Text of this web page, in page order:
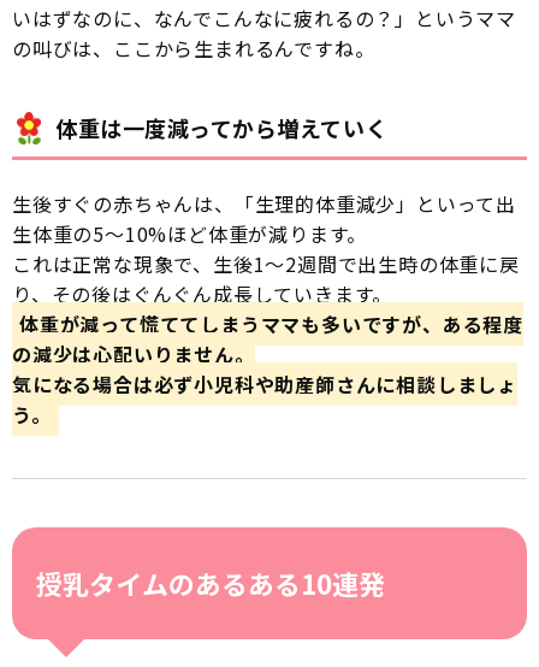
いはずなのに、なんでこんなに疲れるの？」というママ
の叫びは、ここから生まれるんですね。
体重は一度減ってから増えていく
生後すぐの赤ちゃんは、「生理的体重減少」といって出
生体重の5〜10%ほど体重が減ります。
これは正常な現象で、生後1〜2週間で出生時の体重に戻
り、その後はぐんぐん成長していきます。
体重が減って慌ててしまうママも多いですが、ある程度
の減少は心配いりません。
気になる場合は必ず小児科や助産師さんに相談しましょ
う。
授乳タイムのあるある10連発